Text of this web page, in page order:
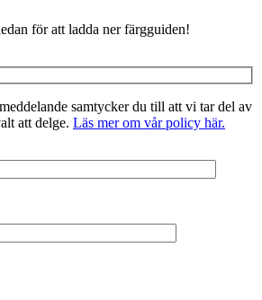
för att ladda ner färgguiden!
samtycker du till att vi tar del av
att delge. Läs mer om vår policy här.